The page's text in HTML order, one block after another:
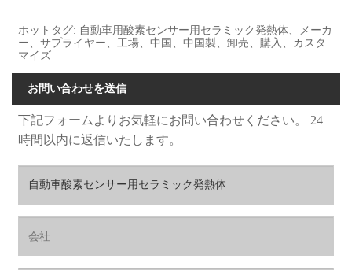
ホットタグ: 自動車用酸素センサー用セラミック発熱体、メーカ
ー、サプライヤー、工場、中国、中国製、卸売、購入、カスタ
マイズ
お問い合わせを送信
下記フォームよりお気軽にお問い合わせください。 24
時間以内に返信いたします。